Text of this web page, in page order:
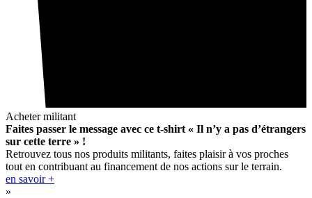
Acheter militant
Faites passer le message avec ce t-shirt « Il n’y a pas d’étrangers
sur cette terre » !
Retrouvez tous nos produits militants, faites plaisir à vos proches
tout en contribuant au financement de nos actions sur le terrain.
en savoir +
»